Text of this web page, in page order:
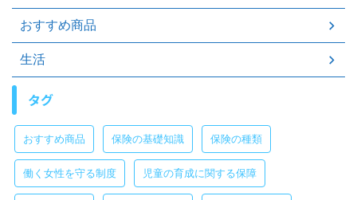
おすすめ商品
生活
タグ
おすすめ商品 保険の基礎知識 保険の種類
働く女性を守る制度 児童の育成に関する保障